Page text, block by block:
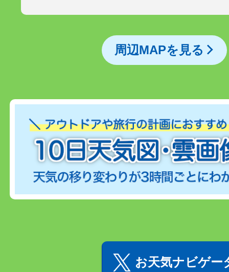
周辺MAPを見る
お天気ナビゲー